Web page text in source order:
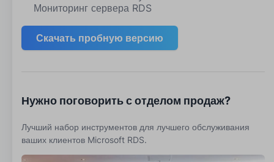
Мониторинг сервера RDS
Скачать пробную версию
Нужно поговорить с отделом продаж?
Лучший набор инструментов для лучшего обслуживания
ваших клиентов Microsoft RDS.